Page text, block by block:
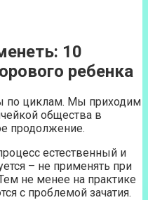
10
ребенка
по циклам. Мы приходим
общества в
продолжение.
естественный и
– не применять при
не менее на практике
с проблемой зачатия.